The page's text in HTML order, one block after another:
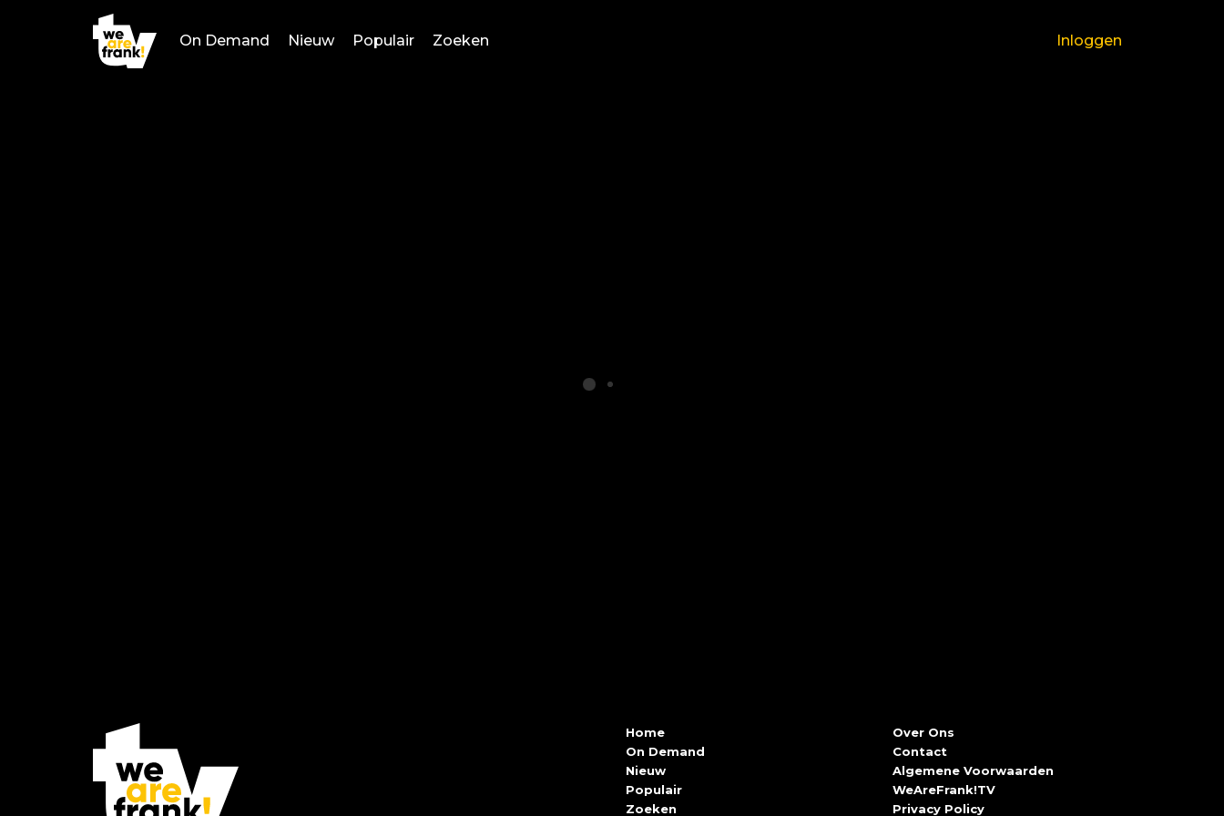
On Demand Nieuw Populair Zoeken Inloggen
Home
On Demand
Nieuw
Populair
Zoeken
Over Ons
Contact
Algemene Voorwaarden
WeAreFrank!TV
Privacy Policy